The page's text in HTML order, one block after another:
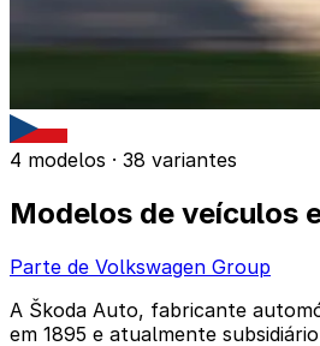
4 modelos · 38 variantes
Modelos de veículos
Parte de Volkswagen Group
A Škoda Auto, fabricante
em 1895 e atualmente